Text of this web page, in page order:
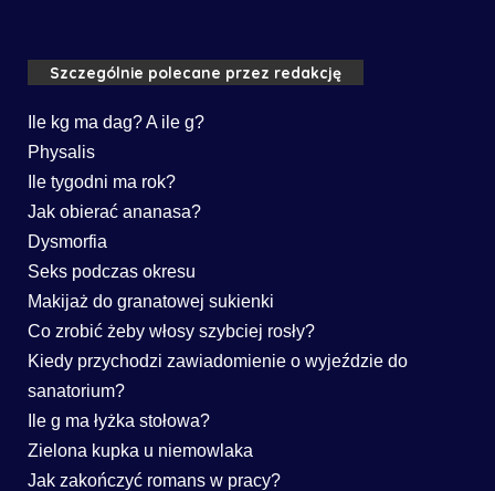
Szczególnie polecane przez redakcję
Ile kg ma dag? A ile g?
Physalis
Ile tygodni ma rok?
Jak obierać ananasa?
Dysmorfia
Seks podczas okresu
Makijaż do granatowej sukienki
Co zrobić żeby włosy szybciej rosły?
Kiedy przychodzi zawiadomienie o wyjeździe do
sanatorium?
Ile g ma łyżka stołowa?
Zielona kupka u niemowlaka
Jak zakończyć romans w pracy?